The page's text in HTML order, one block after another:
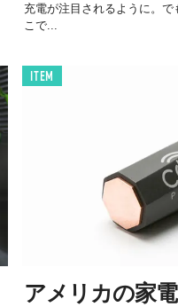
充電が注目されるように。で
こで...
ITEM
アメリカの家